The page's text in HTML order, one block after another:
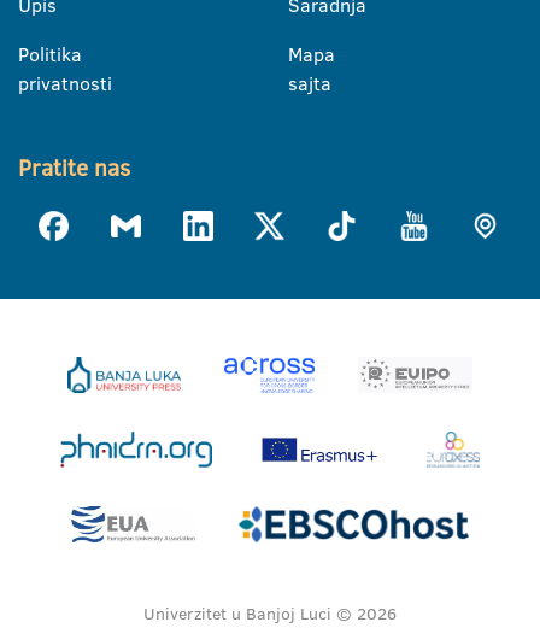
Upis
Politika
privatnosti
Saradnja
Mapa
sajta
Pratite nas
Univerzitet u Banjoj Luci © 2026